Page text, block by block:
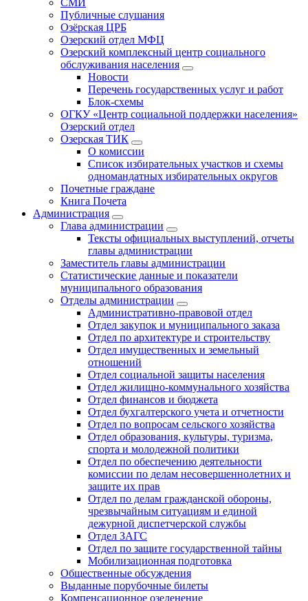
СМИ
Публичные слушания
Озёрская ЦРБ
Озерский отдел МФЦ
Озерский комплексный центр социального
обслуживания населения
Новости
Перечень государственных услуг и работ
Блок-схемы
ОГКУ «Центр социальной поддержки населения»
Озерский отдел
Озерская ТИК
О комиссии
Список избирательных участков и схемы
одномандатных избирательных округов
Почетные граждане
Книга Почета
Администрация
Глава администрации
Тексты официальных выступлений, отчеты
главы администрации
Заместитель главы администрации
Статистические данные и показатели
муниципального образования
Отделы администрации
Административно-правовой отдел
Отдел закупок и муниципального заказа
Отдел по архитектуре и строительству
Отдел имущественных и земельный
отношений
Отдел социальной защиты населения
Отдел жилищно-коммунального хозяйства
Отдел финансов и бюджета
Отдел бухгалтерского учета и отчетности
Отдел по вопросам сельского хозяйства
Отдел образования, культуры, туризма,
спорта и молодежной политики
Отдел по обеспечению деятельности
комиссии по делам несовершеннолетних и
защите их прав
Отдел по делам гражданской обороны,
чрезвычайным ситуациям и единой
дежурной диспетчерской службы
Отдел ЗАГС
Отдел по защите государственной тайны
Мобилизационная подготовка
Общественные обсуждения
Выданные порубочные билеты
Компенсационное озеленение